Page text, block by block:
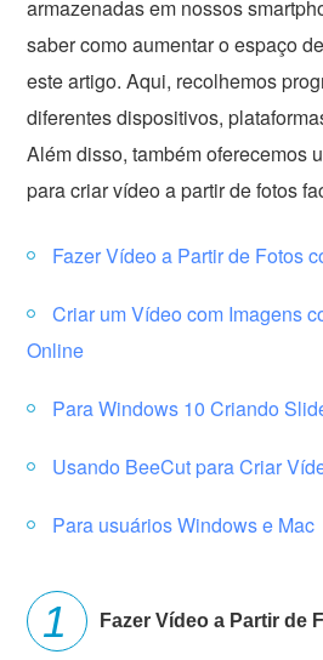
armazenadas em nossos
saber como aumentar o espaço
este artigo. Aqui, recolhemos
diferentes dispositivos,
Além disso, também oferecemos
para criar vídeo a partir de fotos
Fazer Vídeo a Partir de Fotos
Criar um Vídeo com Imagens
Online
Para Windows 10 Criando
Usando BeeCut para Criar
Para usuários Windows e Mac
Fazer Vídeo a Partir de